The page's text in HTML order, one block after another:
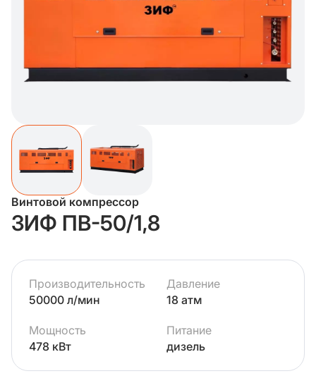
Винтовой компрессор
ЗИФ ПВ-50/1,8
Производительность
50000 л/мин
Давление
18 атм
Мощность
478 кВт
Питание
дизель